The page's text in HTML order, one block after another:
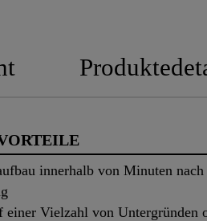
innerhalb von Minuten nach
einer Vielzahl von Untergründen